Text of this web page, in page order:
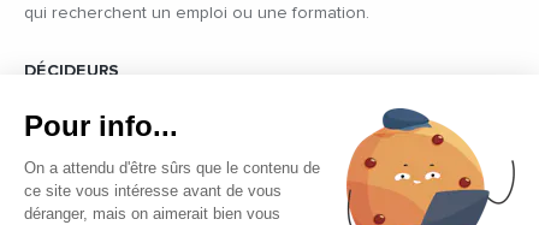
qui recherchent un emploi ou une formation.
DÉCIDEURS
politique des pays du pourtour de la Méditerranée.
Pour info...
On a attendu d'être sûrs que le contenu de
ce site vous intéresse avant de vous
déranger, mais on aimerait bien vous